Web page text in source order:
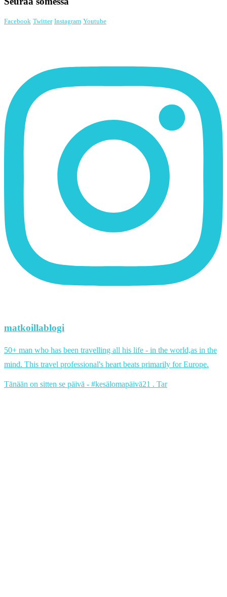
Facebook Twitter Instagram Youtube
matkoillablogi
50+ man who has been travelling all his life - in the world,as in the
mind. This travel professional's heart beats primarily for Europe.
Tänään on sitten se päivä - #kesälomapäivä21 . Tar